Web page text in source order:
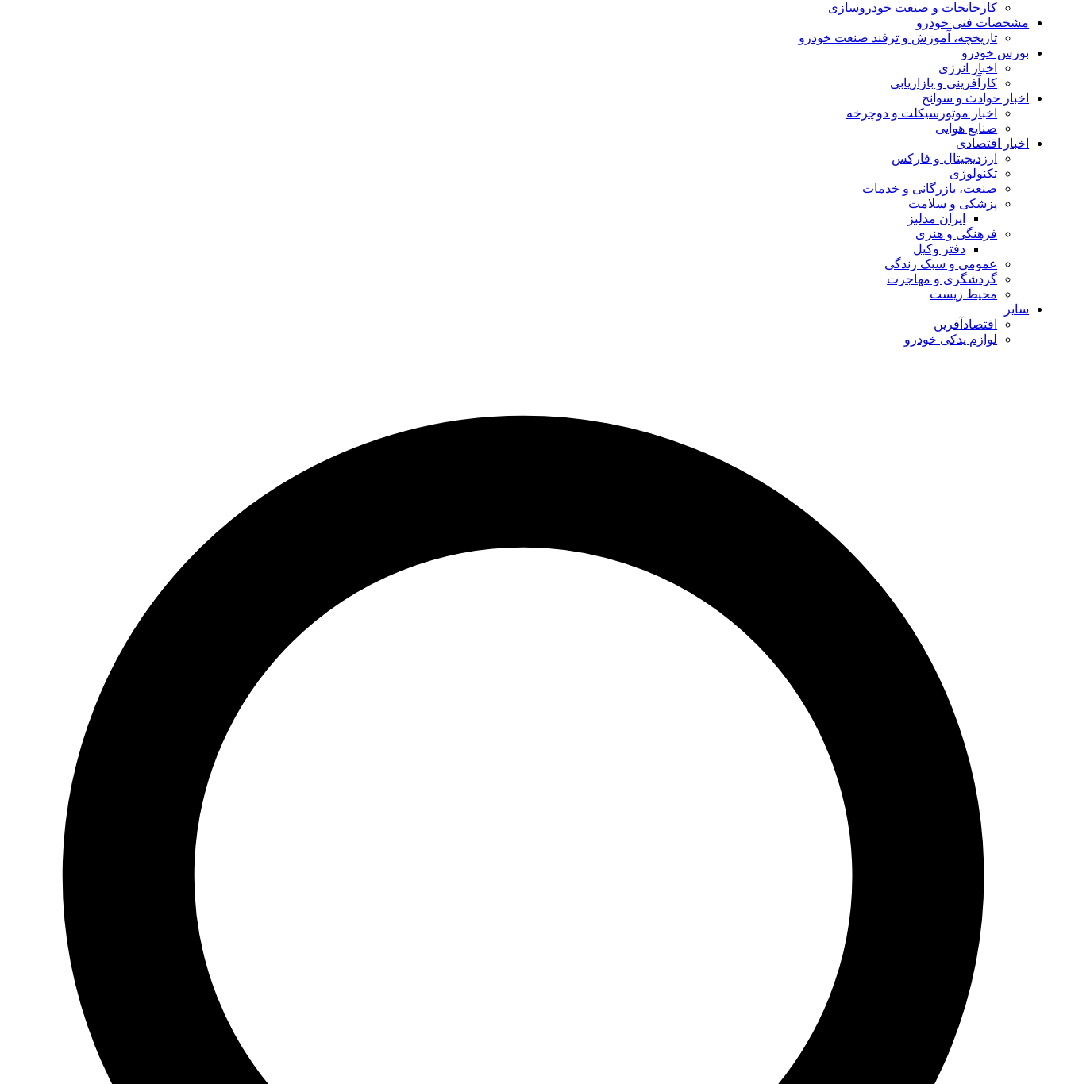
کارخانجات و صنعت خودروسازی
مشخصات فنی خودرو
تاریخچه، آموزش و ترفند صنعت خودرو
بورس خودرو
اخبار انرژی
کارآفرینی و بازاریابی
اخبار حوادث و سوانح
اخبار موتورسیکلت و دوچرخه
صنایع هوایی
اخبار اقتصادی
ارزدیجیتال و فارکس
تکنولوژی
صنعت، بازرگانی و خدمات
پزشکی و سلامت
ایران مدلبز
فرهنگی و هنری
دفتر وکیل
عمومی و سبک زندگی
گردشگری و مهاجرت
محیط زیست
سایر
اقتصادآفرین
لوازم یدکی خودرو